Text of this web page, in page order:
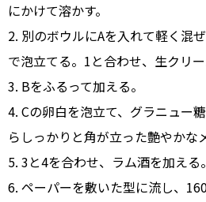
にかけて溶かす。
2. 別のボウルにAを入れて軽く混
で泡立てる。1と合わせ、生クリー
3. Bをふるって加える。
4. Cの卵白を泡立て、グラニュー
らしっかりと角が立った艶やかな
5. 3と4を合わせ、ラム酒を加える。
6. ペーパーを敷いた型に流し、